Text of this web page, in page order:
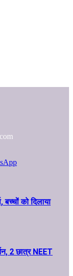
को दिलाया
2 छात्र NEET